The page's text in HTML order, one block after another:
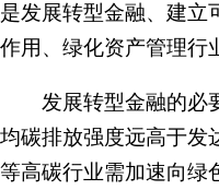
是发展转型金融、建立
作用、绿化资产管理行
发展转型金融的必要
均碳排放强度远高于发
等高碳行业需加速向绿